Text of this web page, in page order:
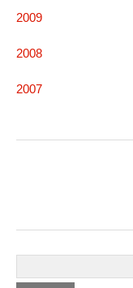
2009
2008
2007